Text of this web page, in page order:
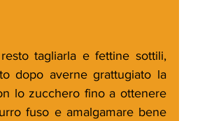
tagliarla e fettine sottili,
dopo averne grattugiato la
lo zucchero fino a ottenere
fuso e amalgamare bene